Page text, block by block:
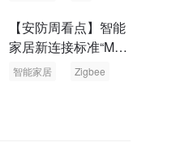
【安防周看点】智能
家居新连接标准“Matt
er” Zigbee联盟更名
智能家居 Zigbee